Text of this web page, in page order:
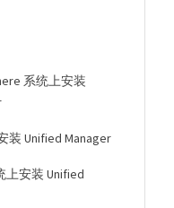
系统上安装
装 Unified Manager
上安装 Unified